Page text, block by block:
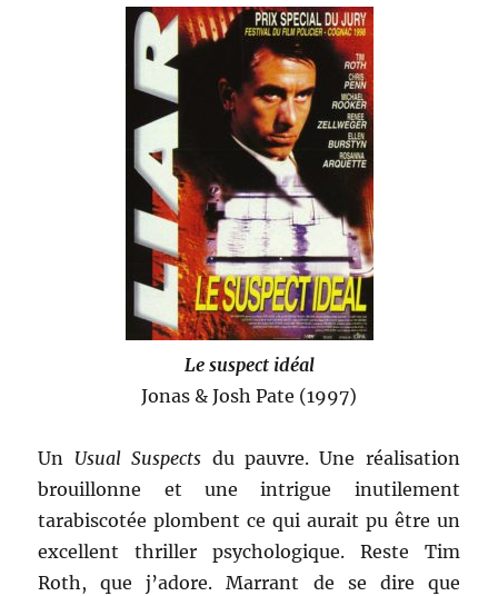
Le suspect idéal
Jonas & Josh Pate (1997)
Un Usual Suspects du pauvre. Une réalisation
brouillonne et une intrigue inutilement
tarabiscotée plombent ce qui aurait pu être un
excellent thriller psychologique. Reste Tim
Roth, que j’adore. Marrant de se dire que